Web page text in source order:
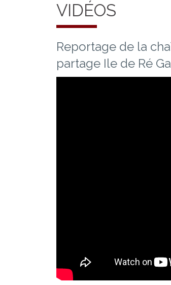
VIDÉOS
Reportage de la
partage Ile de Ré